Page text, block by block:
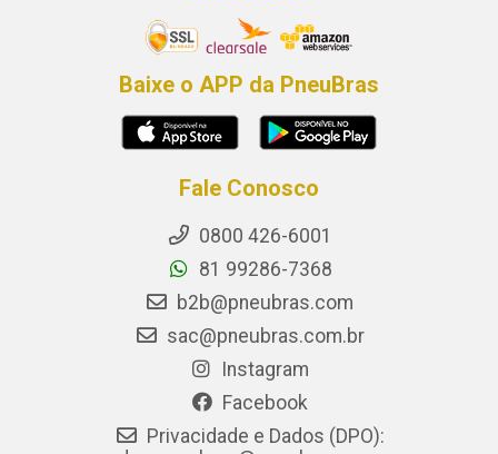
Baixe o APP da PneuBras
Fale Conosco
0800 426-6001
81 99286-7368
b2b@pneubras.com
sac@pneubras.com.br
Instagram
Facebook
Privacidade e Dados (DPO):